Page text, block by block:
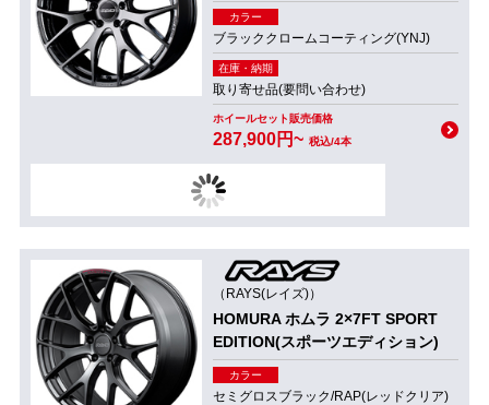
カラー
ブラッククロームコーティング(YNJ)
在庫・納期
取り寄せ品(要問い合わせ)
ホイールセット販売価格
287,900円~ 税込/4本
（RAYS(レイズ)）
HOMURA ホムラ 2×7FT SPORT
EDITION(スポーツエディション)
カラー
セミグロスブラック/RAP(レッドクリア)